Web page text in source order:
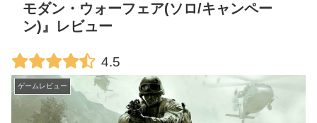
モダン・ウォーフェア(ソロ/キャンペー
ン)』レビュー
4.5
ゲームレビュー